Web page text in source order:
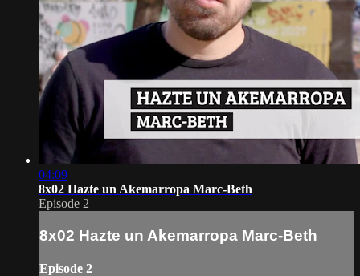
04:09
8x02 Hazte un Akemarropa Marc-Beth
Episode 2
8x02 Hazte un Akemarropa Marc-Beth
Episode 2